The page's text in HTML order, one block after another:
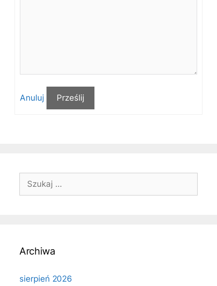
Anuluj Prześlij
Szukaj:
Archiwa
sierpień 2026